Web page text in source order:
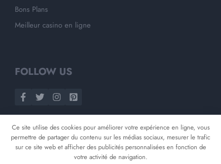
Bons Plans
Meilleur casino en ligne
FOLLOW US
Ce site utilise des cookies pour améliorer votre expérience en ligne, vous
permettre de partager du contenu sur les médias sociaux, mesurer le trafic
sur ce site web et afficher des publicités personnalisées en fonction de
votre activité de navigation.